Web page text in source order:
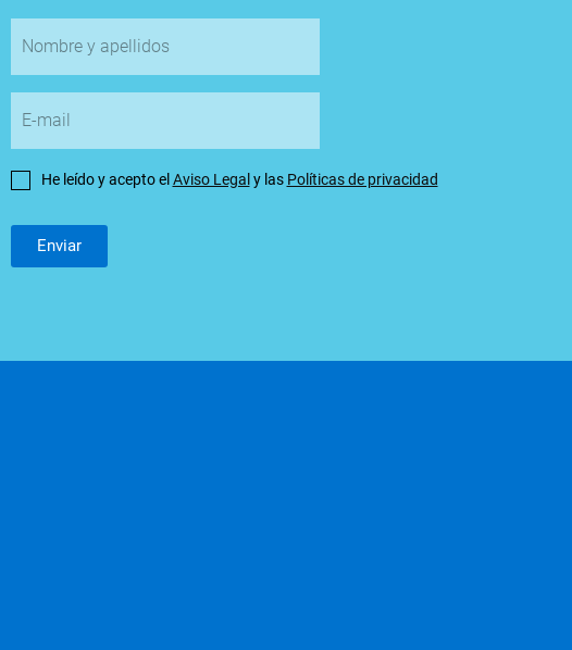
He leído y acepto el Aviso Legal y las Políticas de privacidad